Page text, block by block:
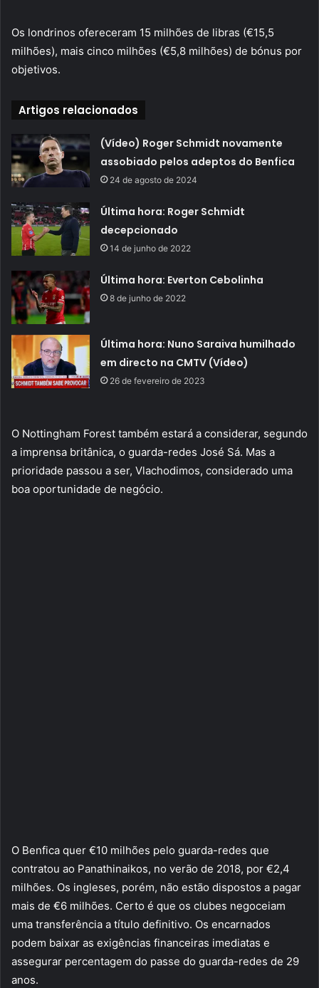
Os londrinos ofereceram 15 milhões de libras (€15,5
milhões), mais cinco milhões (€5,8 milhões) de bónus por
objetivos.
Artigos relacionados
(Vídeo) Roger Schmidt novamente
assobiado pelos adeptos do Benfica
24 de agosto de 2024
Última hora: Roger Schmidt
decepcionado
14 de junho de 2022
Última hora: Everton Cebolinha
8 de junho de 2022
Última hora: Nuno Saraiva humilhado
em directo na CMTV (Vídeo)
26 de fevereiro de 2023
O Nottingham Forest também estará a considerar, segundo
a imprensa britânica, o guarda-redes José Sá. Mas a
prioridade passou a ser, Vlachodimos, considerado uma
boa oportunidade de negócio.
O Benfica quer €10 milhões pelo guarda-redes que
contratou ao Panathinaikos, no verão de 2018, por €2,4
milhões. Os ingleses, porém, não estão dispostos a pagar
mais de €6 milhões. Certo é que os clubes negoceiam
uma transferência a título definitivo. Os encarnados
podem baixar as exigências financeiras imediatas e
assegurar percentagem do passe do guarda-redes de 29
anos.